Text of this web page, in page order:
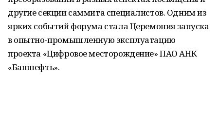
другие секции саммита специалистов. Одним из
ярких событий форума стала Церемония запуска
в опытно-промышленную эксплуатацию
проекта «Цифровое месторождение» ПАО АНК
«Башнефть».